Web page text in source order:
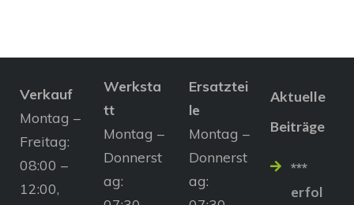
Verkauf
Montag –
Freitag:
08:00 –
12:00,
Werksta
tt
Montag –
Donnerst
ag:
Ersatztei
le
Montag –
Donnerst
ag:
Aktuelle
Beiträge
***
erfol